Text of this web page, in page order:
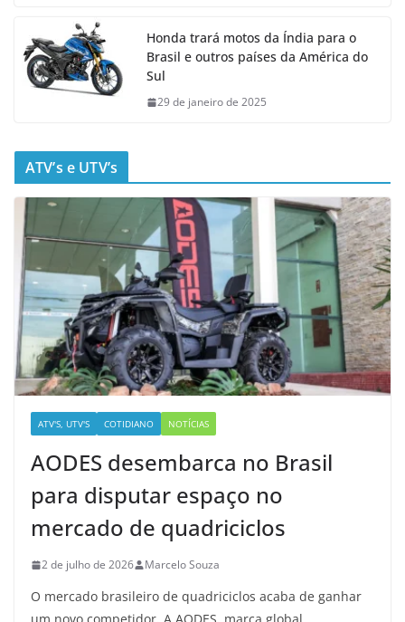
Honda trará motos da Índia para o
Brasil e outros países da América do
Sul
29 de janeiro de 2025
ATV’s e UTV’s
ATV'S, UTV'S COTIDIANO NOTÍCIAS
AODES desembarca no Brasil
para disputar espaço no
mercado de quadriciclos
2 de julho de 2026 Marcelo Souza
O mercado brasileiro de quadriciclos acaba de ganhar